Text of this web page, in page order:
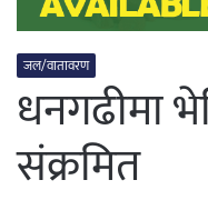
जल/वातावरण
धनगढीमा
संक्रमित